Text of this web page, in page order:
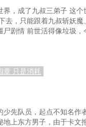
界，成了九叔三弟子 这个
去，只能跟着九叔斩妖
尸剧情 前世活得像垃圾，
章 只是消耗
少先队员，起点不知名作
地上东方男子，由于卡文